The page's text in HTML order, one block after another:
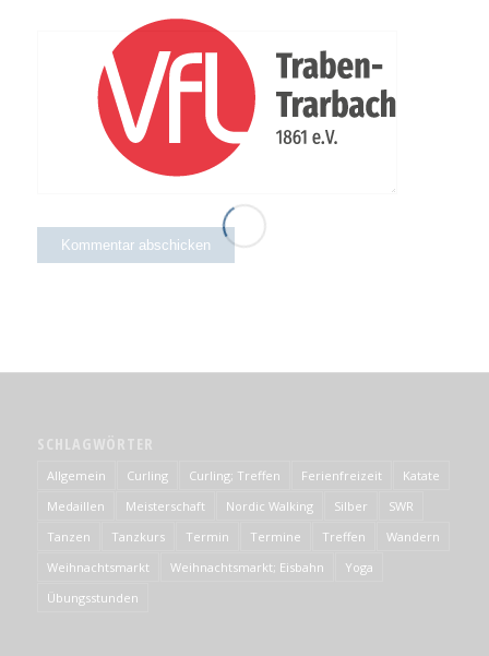
SCHLAGWÖRTER
Allgemein Curling Curling; Treffen Ferienfreizeit
Katate
Medaillen
Meisterschaft Nordic Walking Silber
SWR
Tanzen
Tanzkurs Termin Termine Treffen
Wandern
Weihnachtsmarkt
Weihnachtsmarkt; Eisbahn
Yoga
Übungsstunden